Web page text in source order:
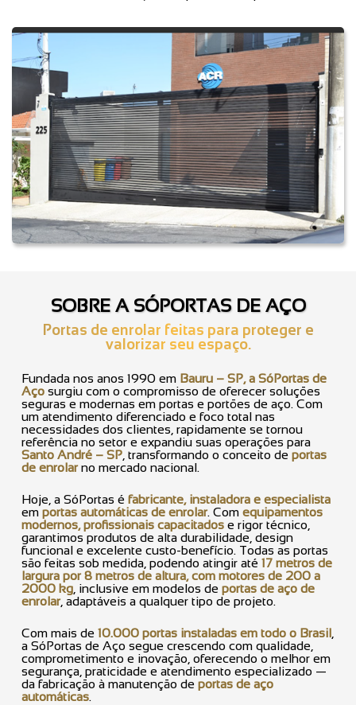
SOBRE A SÓPORTAS DE AÇO
Portas de enrolar feitas para proteger e
valorizar seu espaço.
Fundada nos anos 1990 em Bauru – SP, a SóPortas de
Aço surgiu com o compromisso de oferecer soluções
seguras e modernas em portas e portões de aço. Com
um atendimento diferenciado e foco total nas
necessidades dos clientes, rapidamente se tornou
referência no setor e expandiu suas operações para
Santo André – SP , transformando o conceito de portas
de enrolarno mercado nacional.
Hoje, a SóPortas é fabricante, instaladora e especialista
em portas automáticas de enrolar. Com equipamentos
modernos, profissionais capacitados e rigor técnico,
garantimos produtos de alta durabilidade, design
funcional e excelente custo-benefício. Todas as portas
são feitas sob medida, podendo atingir até 17 metros de
largura por 8 metros de altura, com motores de 200 a
2000 kg , inclusive em modelos de portas de aço de
enrolar, adaptáveis a qualquer tipo de projeto.
Com mais de 10.000 portas instaladas em todo o Brasil
a SóPortas de Aço segue crescendo com qualidade,
comprometimento e inovação, oferecendo o melhor em
segurança, praticidade e atendimento especializado —
da fabricação à manutenção de portas de aço
automáticas.